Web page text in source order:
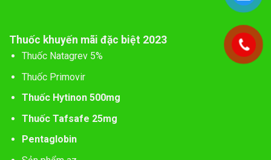
Thuốc khuyến mãi đặc biệt 2023
Thuốc Natagrev 5%
Thuốc Primovir
Thuốc Hytinon 500mg
Thuốc Tafsafe 25mg
Pentaglobin